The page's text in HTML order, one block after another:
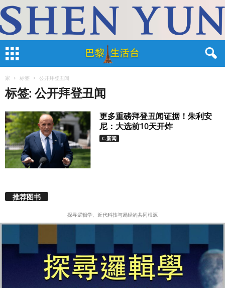
家 标签 公开拜登丑闻
标签: 公开拜登丑闻
更多重磅拜登丑闻证据！朱利安
尼：大选前10天开炸
C.新闻
推荐图书
探寻逻辑学、近代科技与易经的共同根源